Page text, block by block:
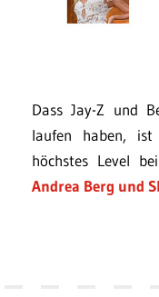
Dass Jay-Z und
laufen haben,
höchstes Level
Andrea Berg und